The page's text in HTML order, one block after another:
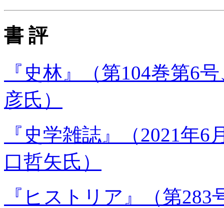
書 評
『史林』（第104巻第6
彦氏）
『史学雑誌』（2021年
口哲矢氏）
『ヒストリア』（第